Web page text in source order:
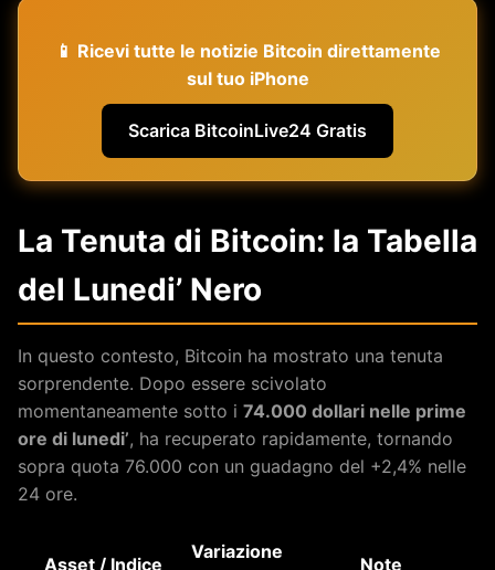
📱 Ricevi tutte le notizie Bitcoin direttamente
sul tuo iPhone
Scarica BitcoinLive24 Gratis
La Tenuta di Bitcoin: la Tabella
del Lunedi’ Nero
In questo contesto, Bitcoin ha mostrato una tenuta
sorprendente. Dopo essere scivolato
momentaneamente sotto i 74.000 dollari nelle prime
ore di lunedi’, ha recuperato rapidamente, tornando
sopra quota 76.000 con un guadagno del +2,4% nelle
24 ore.
Asset / Indice
Variazione
Note